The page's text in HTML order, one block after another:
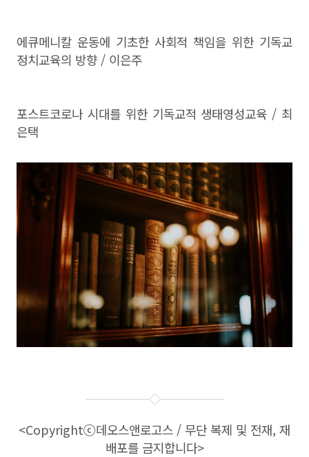
에큐메니칼 운동에 기초한 사회적 책임을 위한 기독교
정치교육의 방향 / 이은주
포스트코로나 시대를 위한 기독교적 생태영성교육 / 최
은택
<Copyrightⓒ데오스앤로고스 / 무단 복제 및 전재, 재
배포를 금지합니다>